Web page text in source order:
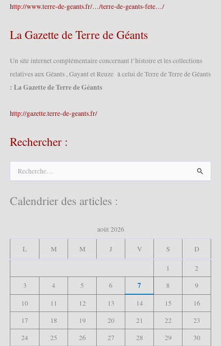
http://www.terre-de-geants.fr/…/terre-de-geants-fete…/
La Gazette de Terre de Géants
Un site internet complémentaire concernant l’histoire et les collections
relatives aux Géants , Gayant et Reuze à celui de Terre de Terre de Géants
: La Gazette de Terre de Géants
http://gazette.terre-de-geants.fr/
Rechercher :
h
e
Calendrier des articles :
août 2026
L M M J V S D
1
2
3
4 5 6 7 8
9
10
11 12 13 14 15
16
17
18 19 20 21 22
23
24
25 26 27 28 29
30